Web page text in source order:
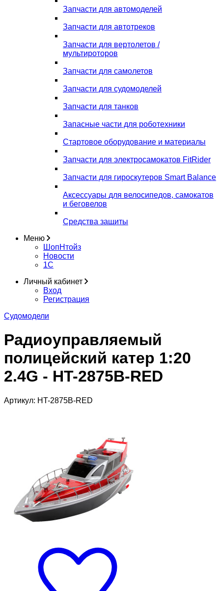
Запчасти для автомоделей
Запчасти для автотреков
Запчасти для вертолетов /
мультироторов
Запчасти для самолетов
Запчасти для судомоделей
Запчасти для танков
Запасные части для роботехники
Стартовое оборудование и материалы
Запчасти для электросамокатов FitRider
Запчасти для гироскутеров Smart Balance
Аксессуары для велосипедов, самокатов
и беговелов
Средства защиты
Меню
ШопНтойз
Новости
1C
Личный кабинет
Вход
Регистрация
Судомодели
Радиоуправляемый
полицейский катер 1:20
2.4G - HT-2875B-RED
Артикул: HT-2875B-RED